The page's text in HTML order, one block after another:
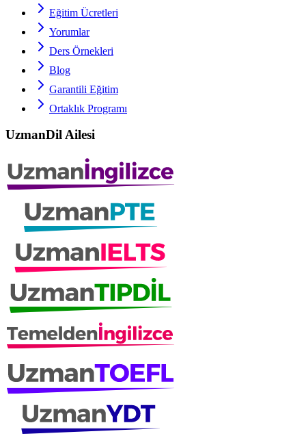
Eğitim Ücretleri
Yorumlar
Ders Örnekleri
Blog
Garantili Eğitim
Ortaklık Programı
UzmanDil Ailesi